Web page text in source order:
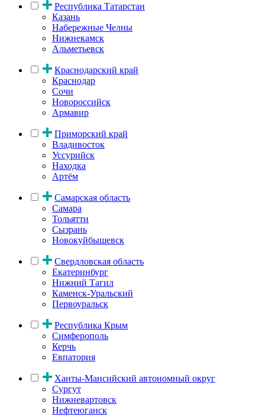
Республика Татарстан
Казань
Набережные Челны
Нижнекамск
Альметьевск
Краснодарский край
Краснодар
Сочи
Новороссийск
Армавир
Приморский край
Владивосток
Уссурийск
Находка
Артём
Самарская область
Самара
Тольятти
Сызрань
Новокуйбышевск
Свердловская область
Екатеринбург
Нижний Тагил
Каменск-Уральский
Первоуральск
Республика Крым
Симферополь
Керчь
Евпатория
Ханты-Мансийский автономный округ
Сургут
Нижневартовск
Нефтеюганск